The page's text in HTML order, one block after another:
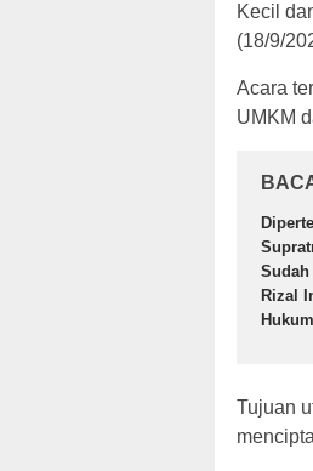
Kecil
(18/9/
Acara
UMKM
Rizal
Tujuan